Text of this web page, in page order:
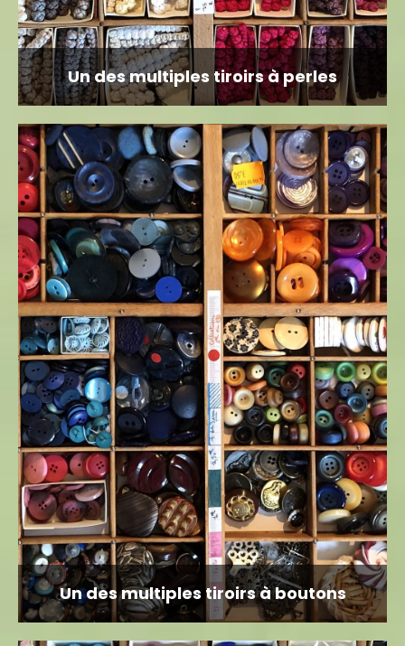
Un des multiples tiroirs à perles
Un des multiples tiroirs à boutons